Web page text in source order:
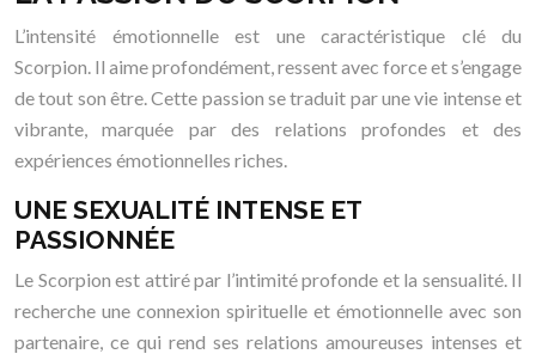
L’intensité émotionnelle est une caractéristique clé du
Scorpion. Il aime profondément, ressent avec force et s’engage
de tout son être. Cette passion se traduit par une vie intense et
vibrante, marquée par des relations profondes et des
expériences émotionnelles riches.
UNE SEXUALITÉ INTENSE ET
PASSIONNÉE
Le Scorpion est attiré par l’intimité profonde et la sensualité. Il
recherche une connexion spirituelle et émotionnelle avec son
partenaire, ce qui rend ses relations amoureuses intenses et